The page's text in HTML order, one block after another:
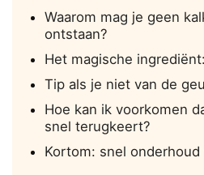
Waarom mag je geen
ontstaan?
Het magische
Tip als je niet van de
Hoe kan ik voorkomen
snel terugkeert?
Kortom: snel